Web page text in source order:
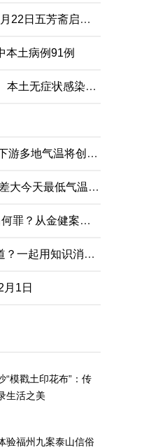
更多老字号企业开始竞速IPO 8月22日五芳斋启动申购
本土病例91例
内蒙古新增本土确诊病例91例、本土无症状感染者2例
黑龙江西藏等地有降雪 长江中下游多地气温将创下半年来新低
12月开场北京晴天在线 昼夜温差大今天最低气温仅-5℃
以“加班费”名义私分小金库该当何罪？从金健案说起
关于艾滋病的题目你能答对几道？一起用知识消除误解
1日
“模戳土印花布”：传
生活之美
验福州九案泰山信俗